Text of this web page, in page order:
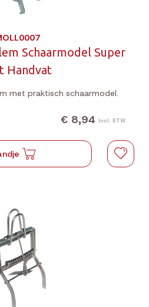
Schaarmodel Super
Handvat
met praktisch schaarmodel.
€ 8,94 Incl. BTW